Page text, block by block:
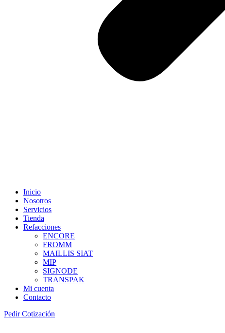
Inicio
Nosotros
Servicios
Tienda
Refacciones
ENCORE
FROMM
MAILLIS SIAT
MIP
SIGNODE
TRANSPAK
Mi cuenta
Contacto
Pedir Cotización